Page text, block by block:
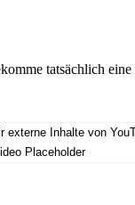
tatsächlich
externe Inhalte von